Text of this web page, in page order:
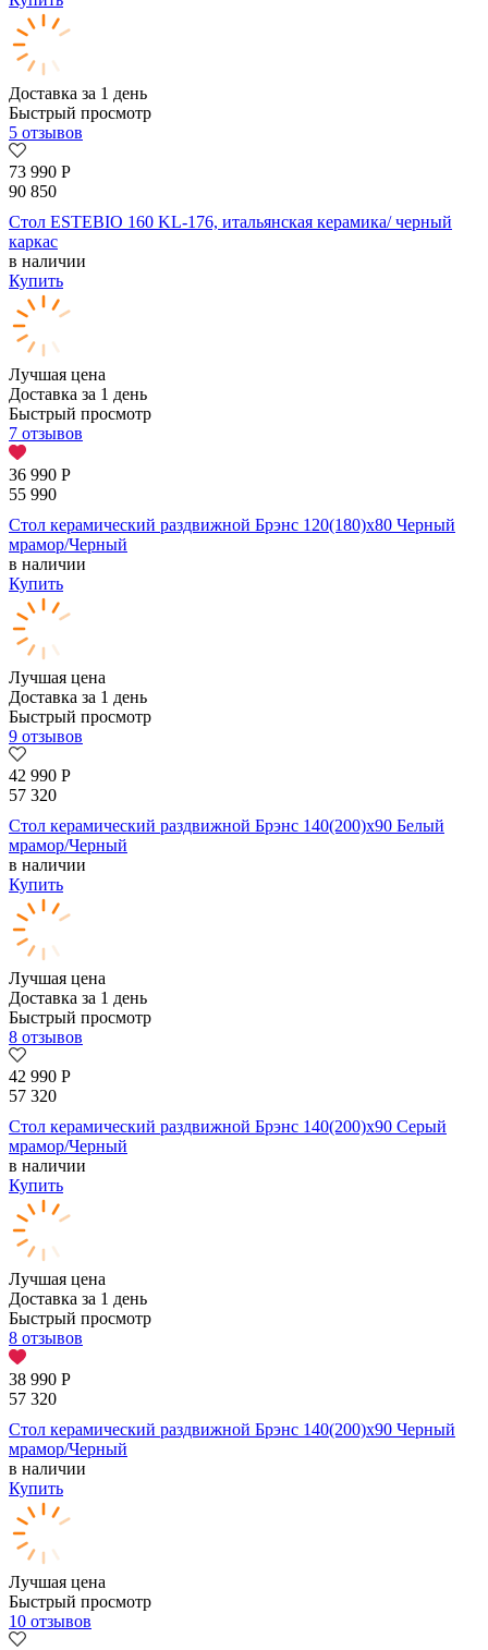
Доставка за 1 день
Быстрый просмотр
5 отзывов
73 990 Р
90 850
Стол ESTEBIO 160 KL-176, итальянская керамика/ черный
каркас
в наличии
Купить
Лучшая цена
Доставка за 1 день
Быстрый просмотр
7 отзывов
36 990 Р
55 990
Стол керамический раздвижной Брэнс 120(180)х80 Черный
мрамор/Черный
в наличии
Купить
Лучшая цена
Доставка за 1 день
Быстрый просмотр
9 отзывов
42 990 Р
57 320
Стол керамический раздвижной Брэнс 140(200)х90 Белый
мрамор/Черный
в наличии
Купить
Лучшая цена
Доставка за 1 день
Быстрый просмотр
8 отзывов
42 990 Р
57 320
Стол керамический раздвижной Брэнс 140(200)х90 Серый
мрамор/Черный
в наличии
Купить
Лучшая цена
Доставка за 1 день
Быстрый просмотр
8 отзывов
38 990 Р
57 320
Стол керамический раздвижной Брэнс 140(200)х90 Черный
мрамор/Черный
в наличии
Купить
Лучшая цена
Быстрый просмотр
10 отзывов